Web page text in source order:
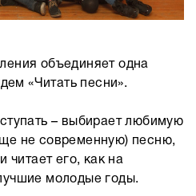
объединяет одна
«Читать песни».
– выбирает любимую
не современную) песню,
читает его, как на
молодые годы.